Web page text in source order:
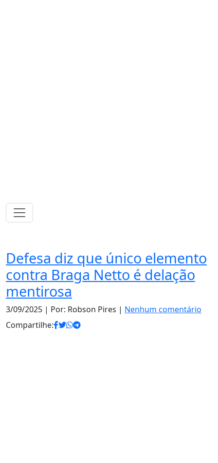
Defesa diz que único elemento
contra Braga Netto é delação
mentirosa
3/09/2025 | Por: Robson Pires | Nenhum comentário
Compartilhe: